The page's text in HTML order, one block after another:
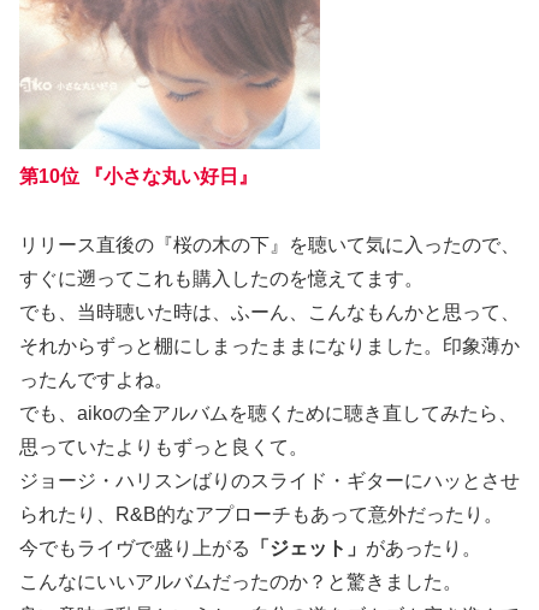
第10位 『小さな丸い好日』
リリース直後の『桜の木の下』を聴いて気に入ったので、
すぐに遡ってこれも購入したのを憶えてます。
でも、当時聴いた時は、ふーん、こんなもんかと思って、
それからずっと棚にしまったままになりました。印象薄か
ったんですよね。
でも、aikoの全アルバムを聴くために聴き直してみたら、
思っていたよりもずっと良くて。
ジョージ・ハリスンばりのスライド・ギターにハッとさせ
られたり、R&B的なアプローチもあって意外だったり。
今でもライヴで盛り上がる
「ジェット」 があったり。
こんなにいいアルバムだったのか？と驚きました。